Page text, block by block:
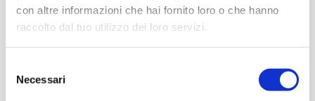
con altre informazioni che hai fornito loro o che hanno
raccolto dal tuo utilizzo dei loro servizi.
delNecessari